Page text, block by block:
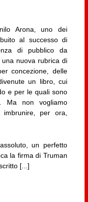
Arona, uno dei
al successo di
di pubblico da
nuova rubrica di
concezione, delle
un libro, cui
e per le quali sono
Ma non vogliamo
imbrunire, per ora,
un perfetto
la firma di Truman
[...]